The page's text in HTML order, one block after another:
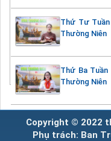
Thứ Tư Tuần
Thường Niên
Thứ Ba Tuần
Thường Niên
Copyright © 2022
Phụ trách: Ban